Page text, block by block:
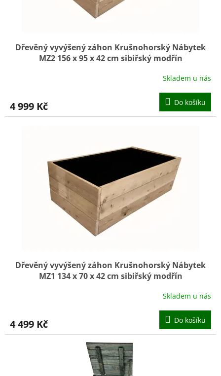
Dřevěný vyvýšený záhon Krušnohorský Nábytek
MZ2 156 x 95 x 42 cm sibiřský modřín
Skladem u nás
4 999 Kč Do košíku
Dřevěný vyvýšený záhon Krušnohorský Nábytek
MZ1 134 x 70 x 42 cm sibiřský modřín
Skladem u nás
4 499 Kč Do košíku